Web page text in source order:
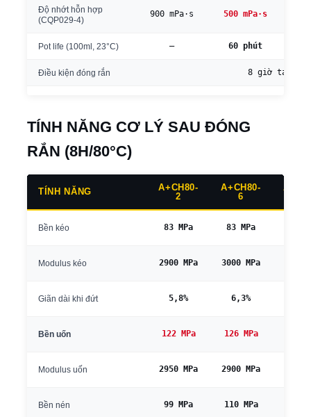
Độ nhớt hỗn hợp
(CQP029-4)
900 mPa·s 500 mPa·s
Pot life (100ml, 23°C) — 60 phút
Điều kiện đóng rắn 8 giờ tại
TÍNH NĂNG CƠ LÝ SAU ĐÓNG
RẮN (8H/80°C)
TÍNH NĂNG
A+CH80-
2
A+CH80-
6
Bền kéo 83 MPa 83 MPa
Modulus kéo 2900 MPa 3000 MPa
Giãn dài khi đứt 5,8% 6,3%
Bền uốn 122 MPa 126 MPa
Modulus uốn 2950 MPa 2900 MPa
Bền nén 99 MPa 110 MPa